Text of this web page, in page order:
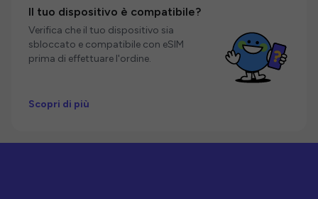
Il tuo dispositivo è compatibile?
Verifica che il tuo dispositivo sia
sbloccato e compatibile con eSIM
prima di effettuare l'ordine.
Scopri di più